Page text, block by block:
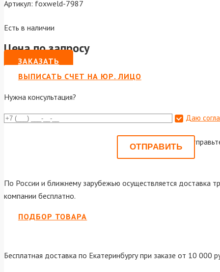
Артикул: foxweld-7987
Есть в наличии
Цена по запросу
ЗАКАЗАТЬ
ВЫПИСАТЬ СЧЕТ НА ЮР. ЛИЦО
Нужна консультация?
Даю
Или
По России и ближнему зарубежью осуществляется доставка
компании бесплатно.
ПОДБОР ТОВАРА
Бесплатная доставка по Екатеринбургу при заказе от 10 000